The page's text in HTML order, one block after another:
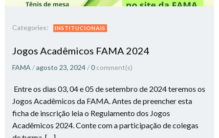
Categories: INSTITUCIONAIS
Jogos Acadêmicos FAMA 2024
FAMA /agosto 23, 2024 /0 comment(s)
Entre os dias 03, 04 e 05 de setembro de 2024 teremos os
Jogos Acadêmicos da FAMA. Antes de preencher esta
ficha de inscrição leia o Regulamento dos Jogos
Acadêmicos 2024. Conte com a participação de colegas